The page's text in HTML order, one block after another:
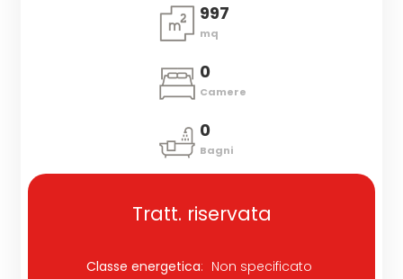
997
mq
0
Camere
0
Bagni
Tratt. riservata
Classe energetica: Non specificato